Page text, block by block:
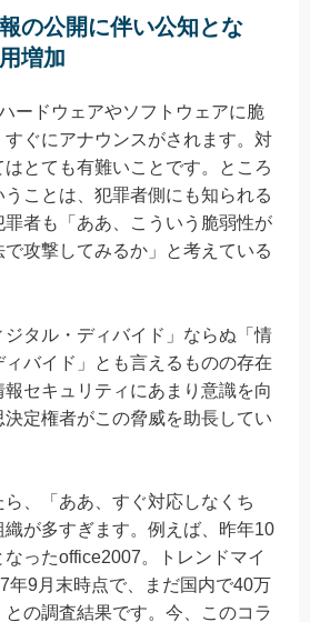
の公開に伴い公知とな
増加
ードウェアやソフトウェアに脆
ぐにアナウンスがされます。対
とても有難いことです。ところ
ことは、犯罪者側にも知られる
罪者も「ああ、こういう脆弱性が
攻撃してみるか」と考えている
ジタル・ディバイド」ならぬ「情
バイド」とも言えるものの存在
セキュリティにあまり意識を向
定権者がこの脅威を助長してい
、「ああ、すぐ対応しなくち
織が多すぎます。例えば、昨年10
ったoffice2007。トレンドマイ
年9月末時点で、まだ国内で40万
の調査結果です。今、このコラ